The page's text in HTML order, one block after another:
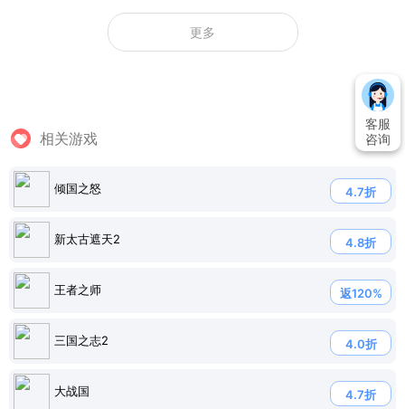
更多
相关游戏
倾国之怒 4.7折
新太古遮天2 4.8折
王者之师 返120%
三国之志2 4.0折
大战国 4.7折
客服
咨询